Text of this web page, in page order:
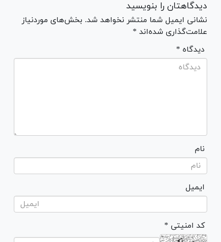
دیدگاهتان را بنویسید
نشانی ایمیل شما منتشر نخواهد شد. بخش‌های موردنیاز
علامت‌گذاری شده‌اند *
* دیدگاه
نام
ایمیل
* کد امنیتی